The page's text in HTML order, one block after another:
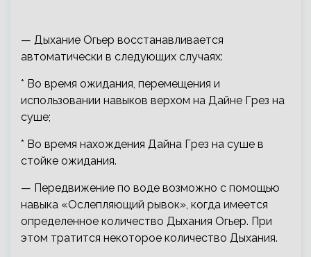
— Дыхание Огьер восстанавливается
автоматически в следующих случаях:
* Во время ожидания, перемещения и
использовании навыков верхом на Дайне Грез на
суше;
* Во время нахождения Дайна Грез на суше в
стойке ожидания.
— Передвижение по воде возможно с помощью
навыка «Ослепляющий рывок», когда имеется
определенное количество Дыхания Огьер. При
этом тратится некоторое количество Дыхания.